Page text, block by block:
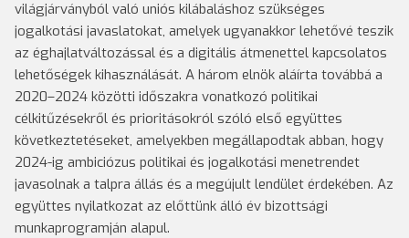
világjárványból való uniós kilábaláshoz szükséges
jogalkotási javaslatokat, amelyek ugyanakkor lehetővé teszik
az éghajlatváltozással és a digitális átmenettel kapcsolatos
lehetőségek kihasználását. A három elnök aláírta továbbá a
2020–2024 közötti időszakra vonatkozó politikai
célkitűzésekről és prioritásokról szóló első együttes
következtetéseket, amelyekben megállapodtak abban, hogy
2024-ig ambiciózus politikai és jogalkotási menetrendet
javasolnak a talpra állás és a megújult lendület érdekében. Az
együttes nyilatkozat az előttünk álló év bizottsági
munkaprogramján alapul.